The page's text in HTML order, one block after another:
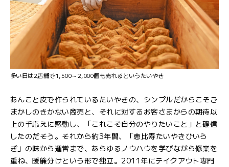
多い日は2店舗で1,500～2,000個も売れるというたいやき
あんこと皮で作られているたいやきの、シンプルだからこそご
まかしのきかない商売と、それに対するお客さまからの期待以
上の手応えに感動し、「これこそ自分のやりたいこと」と確信
したのだそう。それから約3年間、「恵比寿たいやきひいら
ぎ」の味から運営まで、あらゆるノウハウを学びながら修業を
重ね、暖簾分けという形で独立。2011年にテイクアウト専門